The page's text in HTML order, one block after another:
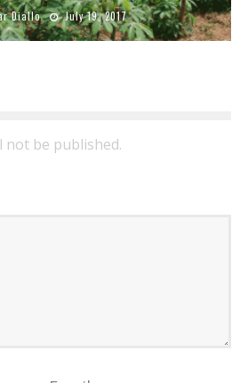
Diallo July 19, 2017
not be published.